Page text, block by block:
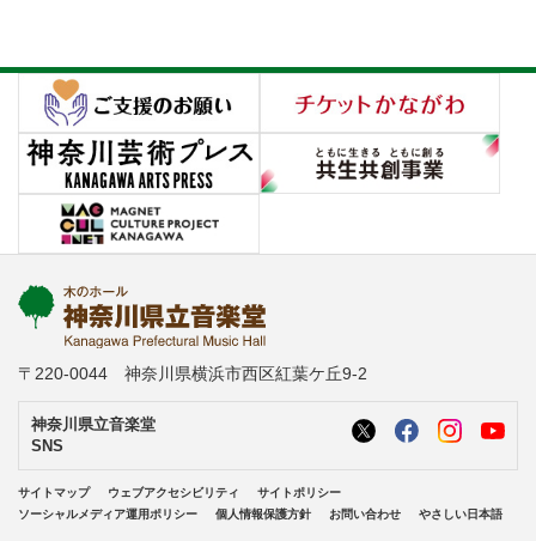
〒220-0044 神奈川県横浜市西区紅葉ケ丘9-2
神奈川県立音楽堂
SNS
サイトマップ ウェブアクセシビリティ
サイトポリシー
ソーシャルメディア運用ポリシー
個人情報保護方針 お問い合わせ やさしい日本語